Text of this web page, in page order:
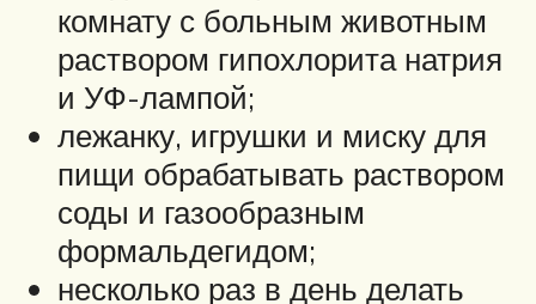
комнату с больным животным
раствором гипохлорита натрия
и УФ-лампой;
лежанку, игрушки и миску для
пищи обрабатывать раствором
соды и газообразным
формальдегидом;
несколько раз в день делать